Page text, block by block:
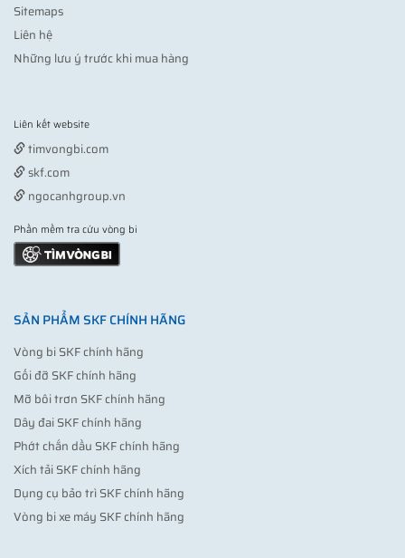
Sitemaps
Liên hệ
Những lưu ý trước khi mua hàng
Liên kết website
timvongbi.com
skf.com
ngocanhgroup.vn
Phần mềm tra cứu vòng bi
SẢN PHẨM SKF CHÍNH HÃNG
Vòng bi SKF chính hãng
Gối đỡ SKF chính hãng
Mỡ bôi trơn SKF chính hãng
Dây đai SKF chính hãng
Phớt chắn dầu SKF chính hãng
Xích tải SKF chính hãng
Dụng cụ bảo trì SKF chính hãng
Vòng bi xe máy SKF chính hãng